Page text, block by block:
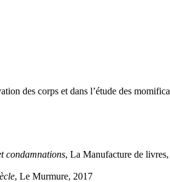
des corps et dans l’étude des
condamnations, La Manufacture de
, Le Murmure, 2017